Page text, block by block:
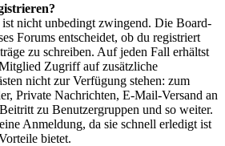
nicht unbedingt zwingend. Die Board-
Forums entscheidet, ob du registriert
zu schreiben. Auf jeden Fall erhältst
Zugriff auf zusätzliche
nicht zur Verfügung stehen: zum
Private Nachrichten, E-Mail-Versand an
zu Benutzergruppen und so weiter.
Anmeldung, da sie schnell erledigt ist
bietet.